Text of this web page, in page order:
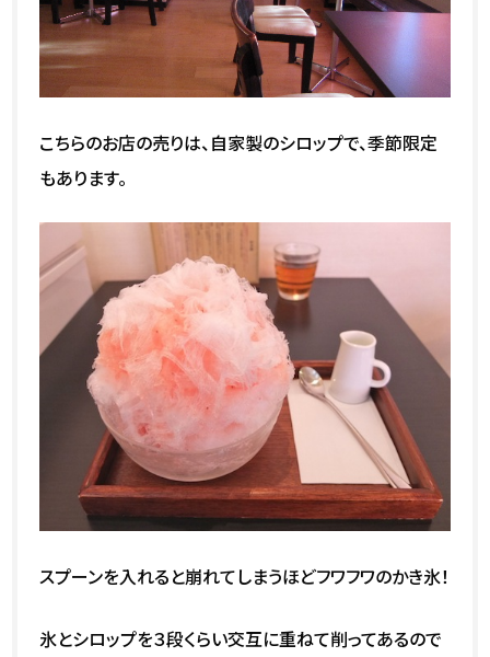
こちらのお店の売りは、自家製のシロップで、季節限定
もあります。
スプーンを入れると崩れてしまうほどフワフワのかき氷！
氷とシロップを３段くらい交互に重ねて削ってあるので